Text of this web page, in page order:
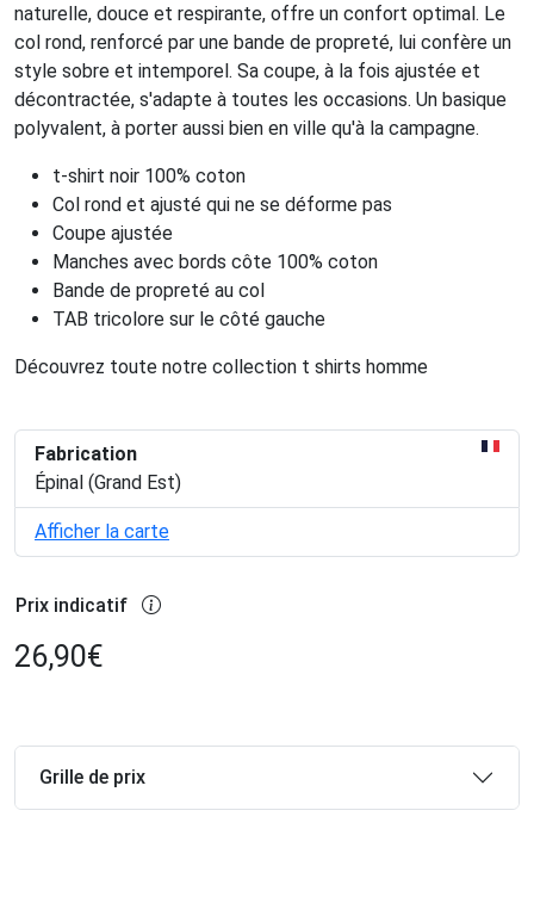
naturelle, douce et respirante, offre un confort optimal. Le
col rond, renforcé par une bande de propreté, lui confère un
style sobre et intemporel. Sa coupe, à la fois ajustée et
décontractée, s'adapte à toutes les occasions. Un basique
polyvalent, à porter aussi bien en ville qu'à la campagne.
t-shirt noir 100% coton
Col rond et ajusté qui ne se déforme pas
Coupe ajustée
Manches avec bords côte 100% coton
Bande de propreté au col
TAB tricolore sur le côté gauche
Découvrez toute notre collection t shirts homme
Fabrication
Épinal (Grand Est)
Afficher la carte
Prix indicatif
26,90€
Grille de prix